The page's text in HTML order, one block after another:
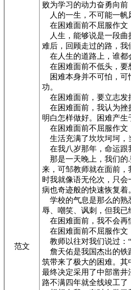
范文
败为学习的动力奋勇向前
人的一生，不可能一帆
在困难面前不屈服作文
人生，能够说是一段曲
难后，回顾走过的路，我
在人生的道路上，谁都
在困难面前不低头，要
困难本身并不可怕，可
功。
在困难面前，要立志发
在困难面前，我认为挫
明白怎样做好。困难产
在困难面前不屈服作文
生活充满了坎坎坷坷，
在我八岁那年，命运跟
那是一天晚上，我们的.
来，可邹教师就在面前
时我就像语无伦次，只
病也奇迹般的快速恢复着
学校的气息是那么的熟
辱、嘲笑、讽刺，但我已
在困难面前，我不会再
在困难面前不屈服作文
教师以往对我们说过：
詹天佑是我国杰出的铁
筑带来了极大的困难。其
最终决定采用了中部凿
路不满四年就全线竣工了